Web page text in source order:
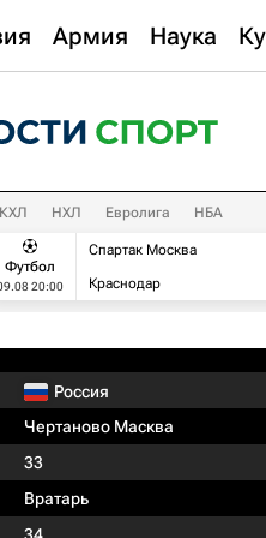
Армия Наука
КХЛ НХЛ Евролига НБА
Футбол
20:00
Спартак Москва
Краснодар
Россия
Чертаново Масква
33
Вратарь